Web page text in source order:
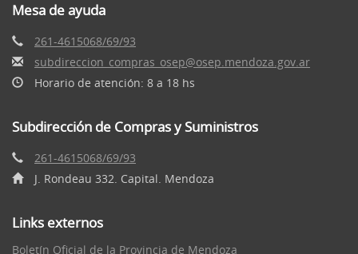
Mesa de ayuda
261-4615068/69/93
subdireccion_compras_osep@osep.mendoza.gov.ar
Horario de atención: 8 a 18 hs
Subdirección de Compras y Suministros
261-4615068/69/93
J. Rondeau 332. Capital. Mendoza
Links externos
Boletín Oficial de la Provincia de Mendoza